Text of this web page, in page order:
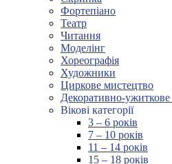
Фортепіано
Театр
Читання
Моделінг
Хореографія
Художники
Циркове мистецтво
Декоративно-
Вікові категорії
3 – 6 років
7 – 10 років
11 – 14 років
15 – 18 років